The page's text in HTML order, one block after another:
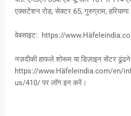
एक्सटेंशन रोड, सेक्टर 65, गुरुग्राम,
वेबसाइट: https://
नज़दीकी हाफले शोरूम या डिज़ाइन सेंटर
https://www.Häfeleindia.com/en/
us/410/ पर लॉग इन करें।